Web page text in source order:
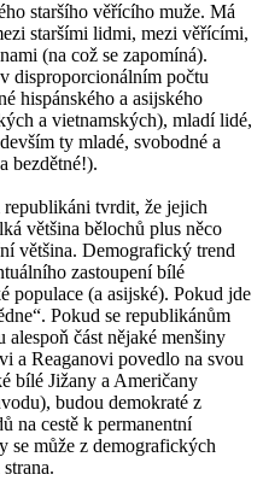
staršího věřícího muže. Má
staršími lidmi, mezi věřícími,
(na což se zapomíná).
disproporcionálním počtu
hispánského a asijského
a vietnamských), mladí lidé,
ty mladé, svobodné a
bezdětné!).
republikáni tvrdit, že jejich
většina bělochů plus něco
většina. Demografický trend
zastoupení bílé
populace (a asijské). Pokud jde
Pokud se republikánům
alespoň část nějaké menšiny
a Reaganovi povedlo na svou
bílé Jižany a Američany
budou demokraté z
na cestě k permanentní
se může z demografických